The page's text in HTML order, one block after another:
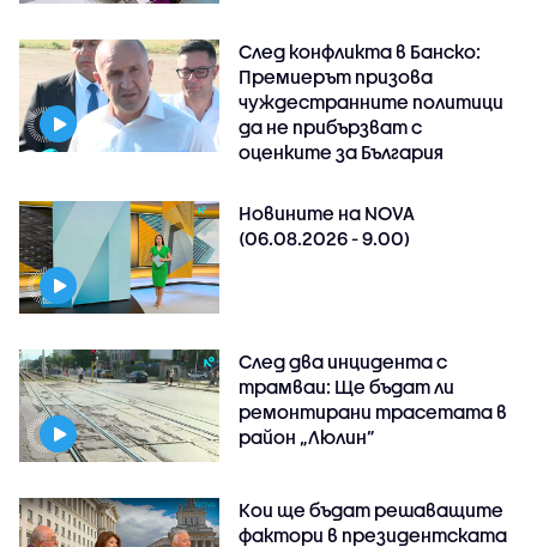
След конфликта в Банско:
Премиерът призова
чуждестранните политици
да не прибързват с
оценките за България
Новините на NOVA
(06.08.2026 - 9.00)
След два инцидента с
трамваи: Ще бъдат ли
ремонтирани трасетата в
район „Люлин”
Кои ще бъдат решаващите
фактори в президентската